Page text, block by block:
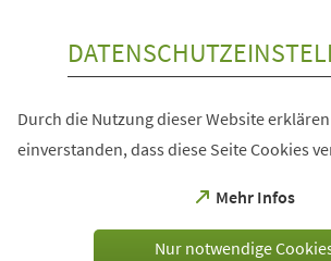
Durch die Nutzung dieser Website
einverstanden, dass diese Seite Cookies
Mehr Infos
(Öffnet
einem
Nur notwendige